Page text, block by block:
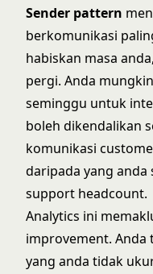
Sender pattern
berkomunikasi
habiskan masa
pergi. Anda
seminggu untuk
boleh dikendalikan
komunikasi
daripada yang anda
support headcount.
Analytics ini
improvement.
yang anda tidak